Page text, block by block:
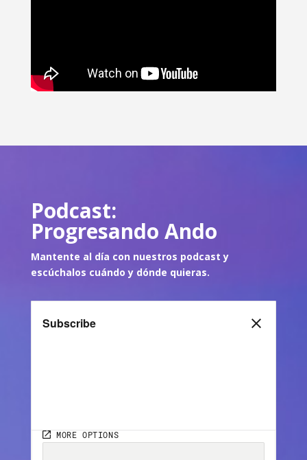
Podcast:
Progresando Ando
Mantente al día con nuestros podcast y
escúchalos cuándo y dónde quieras.